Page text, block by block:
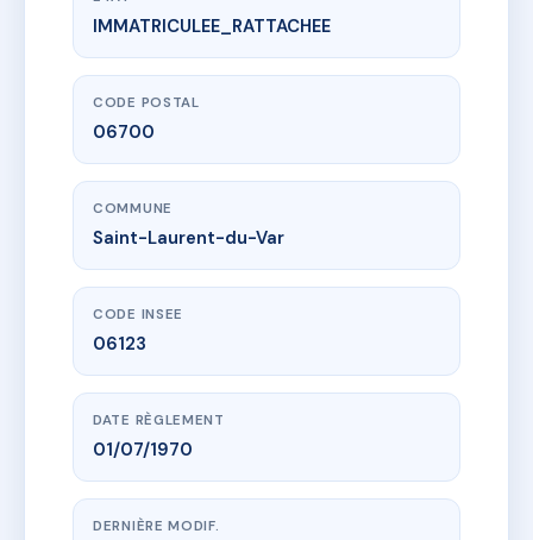
www.vme.plus/AB7125628
AIGUE MARINE
172 av pierre sauvaigo06700 Saint-Laurent-du-Var
IMMATRICULEE_RATTACHEE
CODE POSTAL
06700
COMMUNE
Saint-Laurent-du-Var
CODE INSEE
06123
DATE RÈGLEMENT
01/07/1970
DERNIÈRE MODIF.